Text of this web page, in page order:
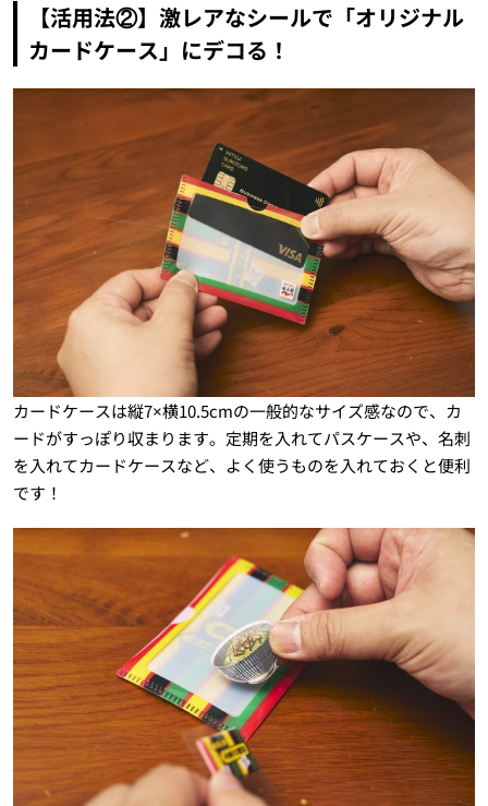
【活用法②】激レアなシールで「オリジナル
カードケース」にデコる！
カードケースは縦7×横10.5cmの一般的なサイズ感なので、カ
ードがすっぽり収まります。定期を入れてパスケースや、名刺
を入れてカードケースなど、よく使うものを入れておくと便利
です！